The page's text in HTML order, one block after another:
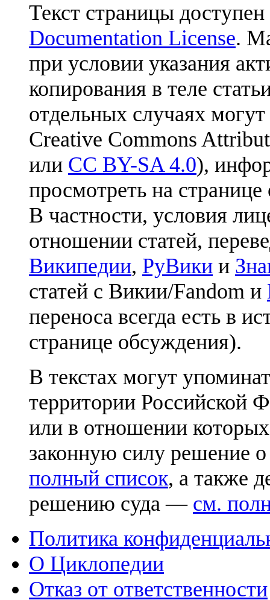
Текст страницы
Documentation License.
при условии указания
копирования в теле
отдельных случаях
Creative Commons
или CC BY-SA 4.0),
просмотреть на
В частности, условия
отношении статей,
Википедии, РуВики и
статей с Викии/Fandom и
переноса всегда есть в
странице обсуждения).
В текстах могут
территории Российской
или в отношении
законную силу решение
полный список, а также
решению суда — см.
Политика
О Циклопедии
Отказ от ответственности